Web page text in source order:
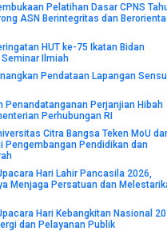
Pelatihan Dasar CPNS
ASN Berintegritas dan
HUT ke-75 Ikatan Bidan
Ilmiah
Pendataan Lapangan
Penandatanganan Perjanjian Hibah
Perhubungan RI
Citra Bangsa Teken MoU
Pengembangan Pendidikan dan
Hari Lahir Pancasila 2026,
Menjaga Persatuan dan
Hari Kebangkitan Nasional
dan Pelayanan Publik